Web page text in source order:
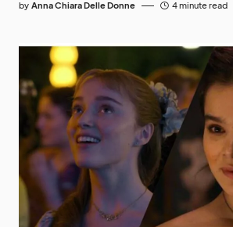
by Anna Chiara Delle Donne 4 minute read